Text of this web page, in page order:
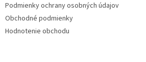
Podmienky ochrany osobných údajov
Obchodné podmienky
Hodnotenie obchodu